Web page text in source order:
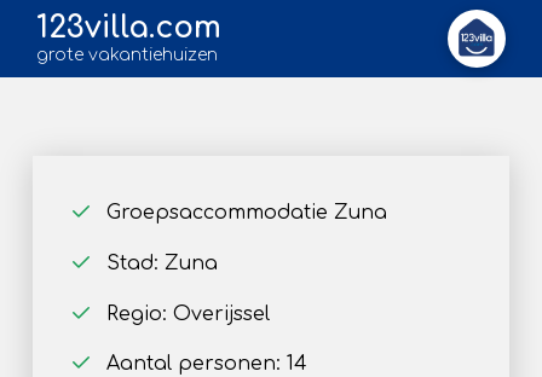
123villa.com
grote vakantiehuizen
Groepsaccommodatie Zuna
Stad: Zuna
Regio: Overijssel
Aantal personen: 14